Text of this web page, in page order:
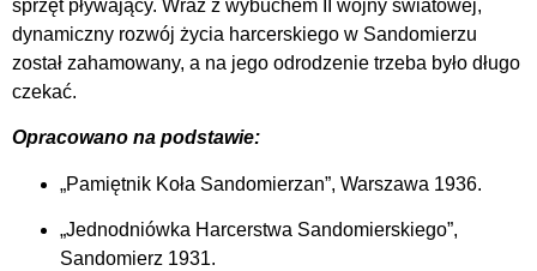
sprzęt pływający. Wraz z wybuchem II wojny światowej,
dynamiczny rozwój życia harcerskiego w Sandomierzu
został zahamowany, a na jego odrodzenie trzeba było długo
czekać.
Opracowano na podstawie:
„Pamiętnik Koła Sandomierzan”, Warszawa 1936.
„Jednodniówka Harcerstwa Sandomierskiego”,
Sandomierz 1931.